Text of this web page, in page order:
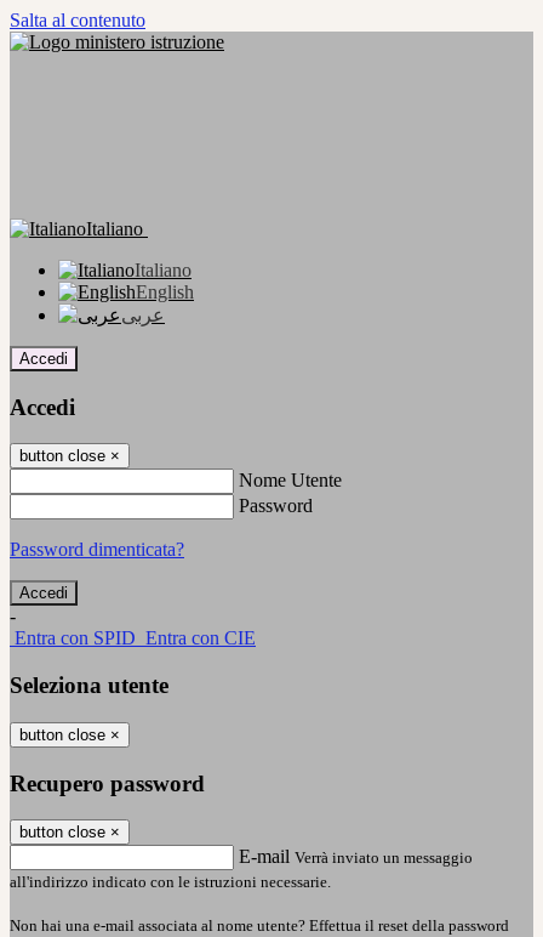
Salta al contenuto
Italiano
Italiano
English
عربى
Accedi
Accedi
button close ×
Nome Utente
Password
Password dimenticata?
-
Entra con SPID Entra con CIE
Seleziona utente
button close ×
Recupero password
button close ×
E-mail Verrà inviato un messaggio
all'indirizzo indicato con le istruzioni necessarie.
Non hai una e-mail associata al nome utente? Effettua il reset della password